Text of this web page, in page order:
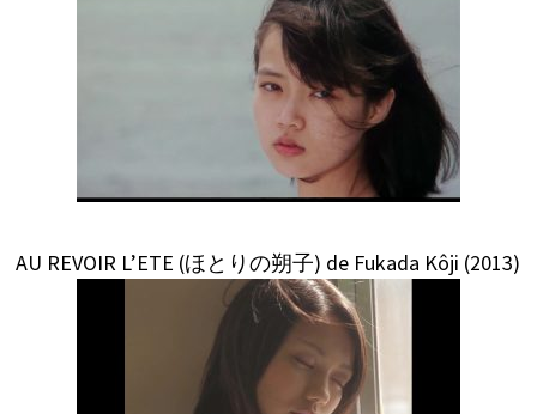
AU REVOIR L’ETE (ほとりの朔子) de Fukada Kôji (2013)